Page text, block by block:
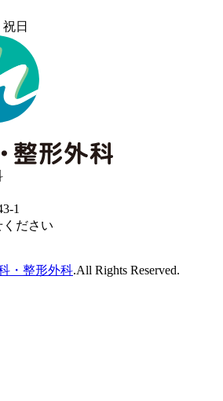
日
1
ださい
・整形外科.All Rights Reserved.